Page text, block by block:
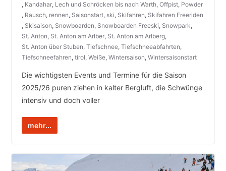
, Kandahar, Lech und Schröcken bis nach Warth, Offpist, Powder
, Rausch, rennen, Saisonstart, ski, Skifahren, Skifahren Freeriden
, Skisaison, Snowboarden, Snowboarden Freeski, Snowpark,
St. Anton, St. Anton am Arlber, St. Anton am Arlberg,
St. Anton über Stuben, Tiefschnee, Tiefschneeabfahrten,
Tiefschneefahren, tirol, Weiße, Wintersaison, Wintersaisonstart
Die wichtigsten Events und Termine für die Saison
2025/26 puren ziehen in kalter Bergluft, die Schwünge
intensiv und doch voller
mehr...